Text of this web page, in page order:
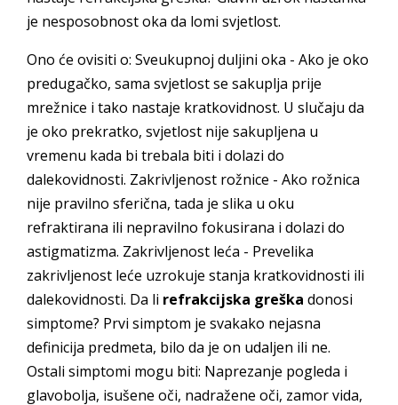
je nesposobnost oka da lomi svjetlost.
Ono će ovisiti o: Sveukupnoj duljini oka - Ako je oko
predugačko, sama svjetlost se sakuplja prije
mrežnice i tako nastaje kratkovidnost. U slučaju da
je oko prekratko, svjetlost nije sakupljena u
vremenu kada bi trebala biti i dolazi do
dalekovidnosti. Zakrivljenost rožnice - Ako rožnica
nije pravilno sferična, tada je slika u oku
refraktirana ili nepravilno fokusirana i dolazi do
astigmatizma. Zakrivljenost leća - Prevelika
zakrivljenost leće uzrokuje stanja kratkovidnosti ili
dalekovidnosti. Da li refrakcijska greška donosi
simptome? Prvi simptom je svakako nejasna
definicija predmeta, bilo da je on udaljen ili ne.
Ostali simptomi mogu biti: Naprezanje pogleda i
glavobolja, isušene oči, nadražene oči, zamor vida,